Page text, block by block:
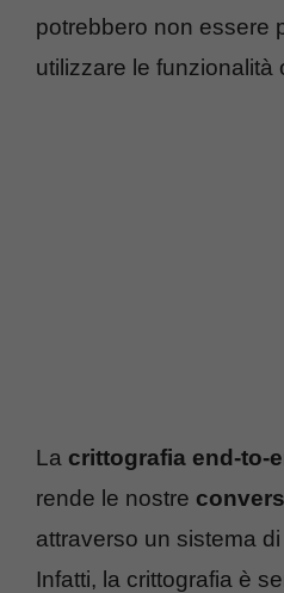
potrebbero non essere
utilizzare le funzionalità
La crittografia end-to-
rende le nostre
attraverso un sistema
Infatti, la crittografia è